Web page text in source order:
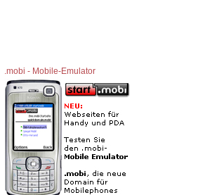
.mobi - Mobile-Emulator